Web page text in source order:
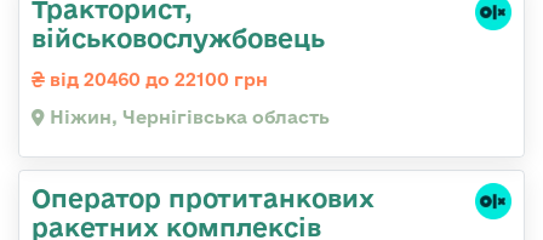
Тракторист,
військовослужбовець
від 20460 до 22100 грн
Ніжин, Чернігівська область
Оператор протитанкових
ракетних комплексів